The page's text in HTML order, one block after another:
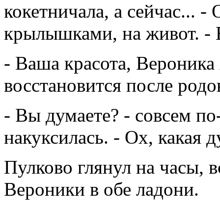
кокетничала, а сейчас... -
крылышками, на живот. -
- Ваша красота,
восстановится после
- Вы думаете? - совсем
накуксилась. - Ох, какая
Пулково глянул на часы,
Вероники в обе ладони.